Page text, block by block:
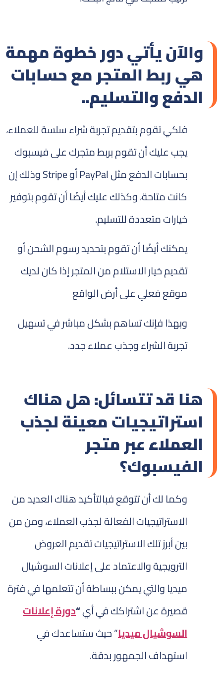
والآن يأتي دور خطوة مهمة
هي ربط المتجر مع حسابات
الدفع والتسليم..
فلكي تقوم بتقديم تجربة شراء سلسة للعملاء،
يجب عليك أن تقوم بربط متجرك على فيسبوك
بحسابات الدفع مثل PayPal أو Stripe وذلك إن
كانت متاحة، وكذلك عليك أيضًا أن تقوم بتوفير
خيارات متعددة للتسليم.
يمكنك أيضًا أن تقوم بتحديد رسوم الشحن أو
تقديم خيار الاستلام من المتجر إذا كان لديك
موقع فعلي على أرض الواقع
وبهذا فإنك تساهم بشكل مباشر في تسهيل
تجربة الشراء وجذب عملاء جدد.
هنا قد تتسائل: هل هناك
استراتيجيات معينة لجذب
العملاء عبر متجر
الفيسبوك؟
وكما لك أن تتوقع فبالتأكيد هناك العديد من
الاستراتيجيات الفعالة لجذب العملاء، ومن من
بين أبرز تلك الاستراتيجيات تقديم العروض
الترويجية والاعتماد على إعلانات السوشيال
ميديا والتي يمكن ببساطة أن تتعلمها في فترة
قصيرة عن اشتراكك في أي“دورة إعلانات
السوشيال ميديا” حيث ستساعدك في
استهداف الجمهور بدقة.